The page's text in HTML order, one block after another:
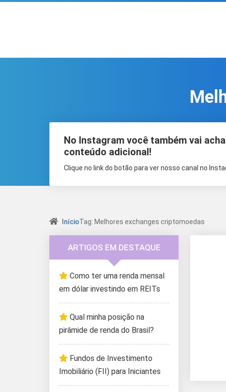
No Instagram você também vai
conteúdo adicional!
Clique no link do botão para ver nosso canal no
InícioTag: Melhores exchanges criptomoedas
ARTIGOS EM DESTAQUE
Como ter uma renda mensal
em dólar investindo em REITs
Qual minha posição na
pirâmide de renda do Brasil?
Fundos de Investimento
Imobiliário (FII) para Iniciantes